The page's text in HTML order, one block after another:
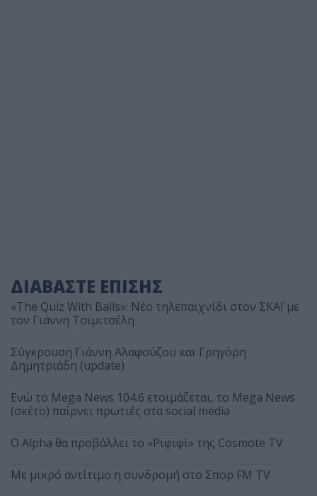
ΔΙΑΒΑΣΤΕ ΕΠΙΣΗΣ
«The Quiz With Balls»: Νέο τηλεπαιχνίδι στον ΣΚΑΪ με
τον Γιάννη Τσιμιτσέλη
Σύγκρουση Γιάννη Αλαφούζου και Γρηγόρη
Δημητριάδη (update)
Ενώ το Mega News 104.6 ετοιμάζεται, το Mega News
(σκέτο) παίρνει πρωτιές στα social media
Ο Alpha θα προβάλλει το «Ριφιφί» της Cosmote TV
Με μικρό αντίτιμο η συνδρομή στο Σπορ FM TV